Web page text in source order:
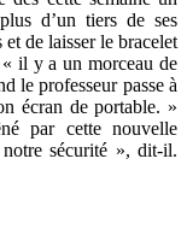
d’un tiers de ses
de laisser le bracelet
il y a un morceau de
le professeur passe à
écran de portable. »
par cette nouvelle
sécurité », dit-il.